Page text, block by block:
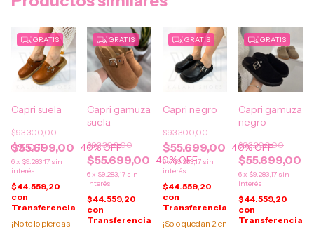
40% OFF
GRATIS
Capri suela
$55.699,00
$93.300,00
40% OFF
6x $9.283,17 sin
interés
$44.559,20
con
Transferencia
¡No te lo pierdas,
GRATIS
Capri gamuza
suela
$55.699,00
$93.300,00
40% OFF
6x $9.283,17 sin
interés
$44.559,20
con
Transferencia
GRATIS
Capri negro
$55.699,00
$93.300,00
40% OFF
6x$9.283,17 sin
interés
$44.559,20
con
Transferencia
¡Solo quedan 2en
GRATIS
Capri gamuza
negro
$55.699,00
$93.300,00
6x $9.283,17 sin
interés
$44.559,20
con
Transferencia